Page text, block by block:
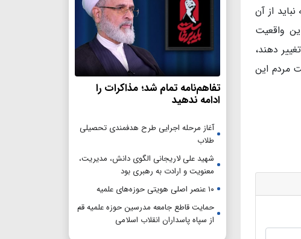
از آن
واقعیت
دهند،
مردم این
تفاهم‌نامه تمام شد؛ مذاکرات را
ادامه ندهید
آغاز مرحله اجرایی طرح هدفمندی تحصیلی
طلاب
شهید علی لاریجانی الگوی دانش، مدیریت،
معنویت و ارادت به رهبری بود
۱۰ عنصر اصلی هویتی حوزه‌های علمیه
حمایت قاطع جامعه مدرسین حوزه علمیه قم
از سپاه پاسداران انقلاب اسلامی